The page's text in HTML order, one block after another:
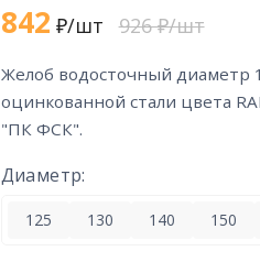
842 ₽/шт 926 ₽/шт
желоб водосточный диаметр 180 мм L=2000мм RAL RAL 9003 из
оцинкованной стали цвета
"ПК ФСК".
Диаметр:
125 130 140 150